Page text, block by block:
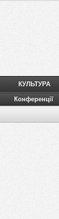
КУЛЬТУРА
Конференції